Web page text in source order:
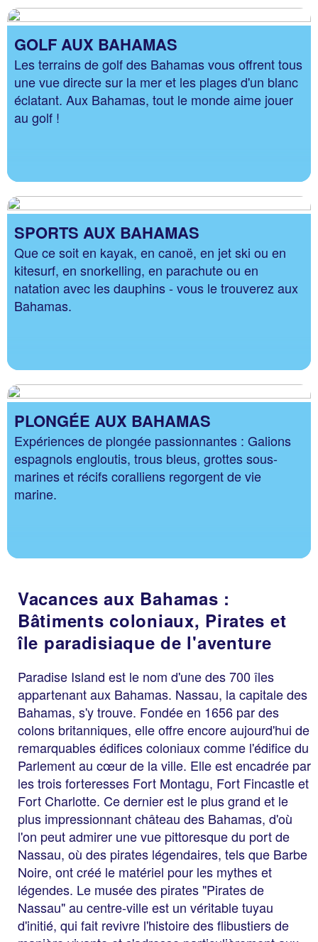
GOLF AUX BAHAMAS
Les terrains de golf des Bahamas vous offrent tous
une vue directe sur la mer et les plages d'un blanc
éclatant. Aux Bahamas, tout le monde aime jouer
au golf !
SPORTS AUX BAHAMAS
Que ce soit en kayak, en canoë, en jet ski ou en
kitesurf, en snorkelling, en parachute ou en
natation avec les dauphins - vous le trouverez aux
Bahamas.
PLONGÉE AUX BAHAMAS
Expériences de plongée passionnantes : Galions
espagnols engloutis, trous bleus, grottes sous-
marines et récifs coralliens regorgent de vie
marine.
Vacances aux Bahamas :
Bâtiments coloniaux, Pirates et
île paradisiaque de l'aventure
Paradise Island est le nom d'une des 700 îles
appartenant aux Bahamas. Nassau, la capitale des
Bahamas, s'y trouve. Fondée en 1656 par des
colons britanniques, elle offre encore aujourd'hui de
remarquables édifices coloniaux comme l'édifice du
Parlement au cœur de la ville. Elle est encadrée par
les trois forteresses Fort Montagu, Fort Fincastle et
Fort Charlotte. Ce dernier est le plus grand et le
plus impressionnant château des Bahamas, d'où
l'on peut admirer une vue pittoresque du port de
Nassau, où des pirates légendaires, tels que Barbe
Noire, ont créé le matériel pour les mythes et
légendes. Le musée des pirates "Pirates de
Nassau" au centre-ville est un véritable tuyau
d'initié, qui fait revivre l'histoire des flibustiers de